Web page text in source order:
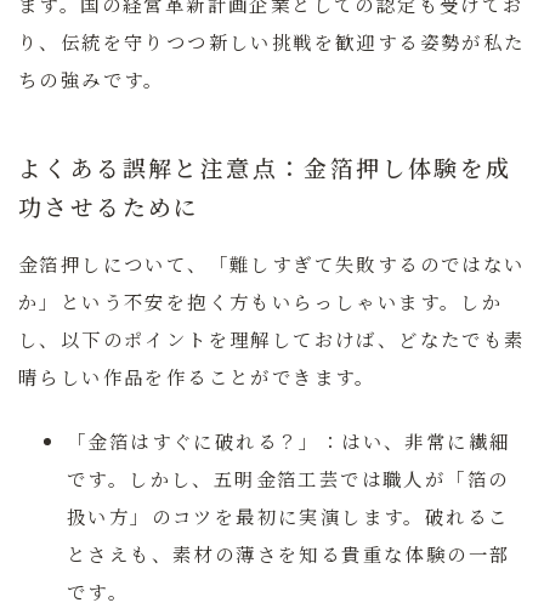
り、伝統を守りつつ新しい挑戦を歓迎する姿勢が私た
ちの強みです。
よくある誤解と注意点：金箔押し体験を成
功させるために
金箔押しについて、「難しすぎて失敗するのではない
か」という不安を抱く方もいらっしゃいます。しか
し、以下のポイントを理解しておけば、どなたでも素
晴らしい作品を作ることができます。
「金箔はすぐに破れる？」： はい、非常に繊細
です。しかし、五明金箔工芸では職人が「箔の
扱い方」のコツを最初に実演します。破れるこ
とさえも、素材の薄さを知る貴重な体験の一部
です。